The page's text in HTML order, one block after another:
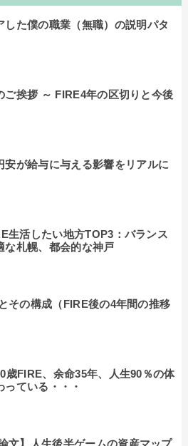
した僕の職業（無職）の説明パタ
ご挨拶 ～ FIRE4年の区切りと今後
安が給与に与える影響をリアルに
生活したい地方TOP3：バランス
な札幌、都会的な神戸
その構成（FIRE後の4年間の推移
歳FIRE、余命35年、人生90％の体
っている・・・
文】人生後半ゲームの資産マップ